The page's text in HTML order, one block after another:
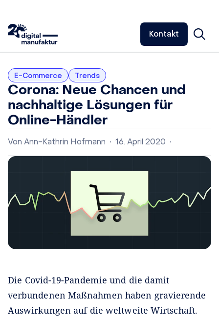
Kontakt
E-Commerce Trends
Corona: Neue Chancen und
nachhaltige Lösungen für
Online-Händler
Von Ann-Kathrin Hofmann • 16. April 2020 •
Die Covid-19-Pandemie und die damit
verbundenen Maßnahmen haben gravierende
Auswirkungen auf die weltweite Wirtschaft.